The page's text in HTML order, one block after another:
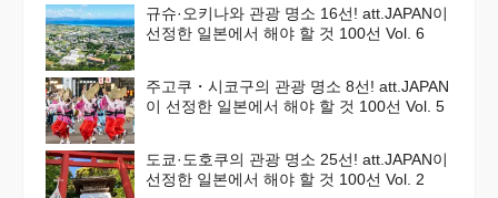
규슈·오키나와 관광 명소 16선! att.JAPAN이
선정한 일본에서 해야 할 것 100선 Vol. 6
주고쿠・시코구의 관광 명소 8선! att.JAPAN
이 선정한 일본에서 해야 할 것 100선 Vol. 5
도쿄·도호쿠의 관광 명소 25선! att.JAPAN이
선정한 일본에서 해야 할 것 100선 Vol. 2